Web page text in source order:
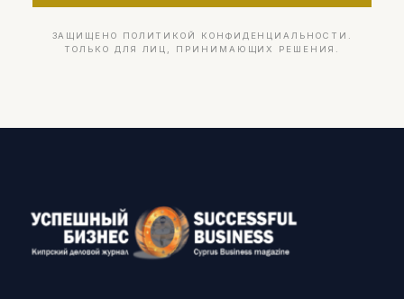
ЗАЩИЩЕНО ПОЛИТИКОЙ КОНФИДЕНЦИАЛЬНОСТИ.
ТОЛЬКО ДЛЯ ЛИЦ, ПРИНИМАЮЩИХ РЕШЕНИЯ.